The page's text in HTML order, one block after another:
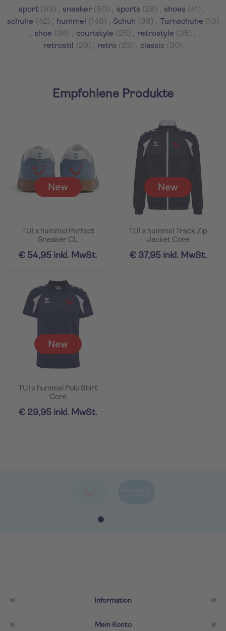
sport (93) , sneaker (50) , sports (28) , shoes (41) ,
schuhe (42) , hummel (148) , Schuh (38) , Turnschuhe (13)
, shoe (36) , courtstyle (25) , retrostyle (35) ,
retrostil
(29) , retro (23) , classic (30)
Empfohlene Produkte
TUI x hummel Perfect
Sneaker CL
€ 54,95 inkl. MwSt.
TUI x hummel Track Zip
Jacket Core
€ 37,95 inkl. MwSt.
TUI x hummel Polo Shirt
Core
€ 29,95 inkl. MwSt.
Information
Mein Konto